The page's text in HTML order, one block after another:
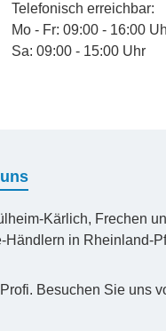
Telefonisch erreichbar:
Mo - Fr: 09:00 - 16:00
Sa: 09:00 - 15:00 Uhr
Kärlich, Frechen
in Rheinland-
Besuchen Sie uns